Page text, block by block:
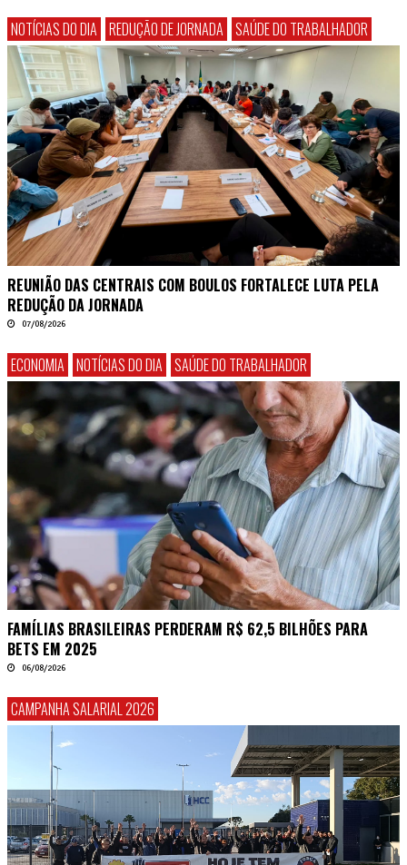
NOTÍCIAS DO DIA REDUÇÃO DE JORNADA SAÚDE DO TRABALHADOR
REUNIÃO DAS CENTRAIS COM BOULOS FORTALECE LUTA PELA
REDUÇÃO DA JORNADA
07/08/2026
ECONOMIA NOTÍCIAS DO DIA SAÚDE DO TRABALHADOR
FAMÍLIAS BRASILEIRAS PERDERAM R$ 62,5 BILHÕES PARA
BETS EM 2025
06/08/2026
CAMPANHA SALARIAL 2026